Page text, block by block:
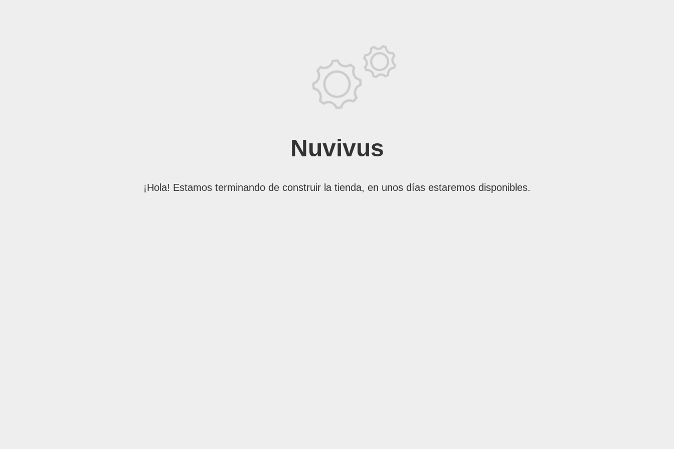
Nuvivus
¡Hola! Estamos terminando de construir la tienda, en unos días estaremos disponibles.